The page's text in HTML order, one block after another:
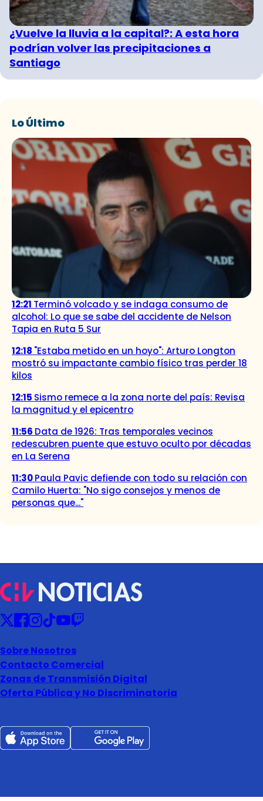
¿Vuelve la lluvia a la capital?: A esta hora
podrían volver las precipitaciones a
Santiago
Lo Último
12:21 Terminó volcado y se indaga consumo de
alcohol: Lo que se sabe del accidente de Nelson
Tapia en Ruta 5 Sur
12:18 "Estaba metido en un hoyo": Arturo Longton
mostró su impactante cambio físico tras perder 18
kilos
12:15 Sismo remece a la zona norte del país: Revisa
la magnitud y el epicentro
11:56 Data de 1926: Tras temporales vecinos
redescubren puente que estuvo oculto por décadas
en La Serena
11:30Paula Pavic defiende con todo su relación con
Camilo Huerta: "No sigo consejos y menos de
personas que..."
Sobre Nosotros
Contacto Comercial
Zonas de Transmisión Digital
Oferta Pública y No Discriminatoria